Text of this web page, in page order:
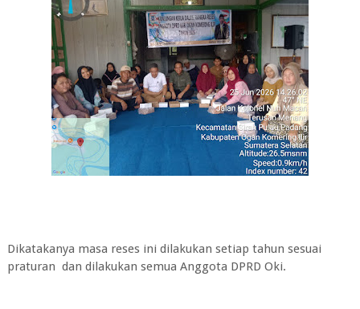
Dikatakanya masa reses ini dilakukan setiap tahun sesuai
praturan dan dilakukan semua Anggota DPRD Oki.